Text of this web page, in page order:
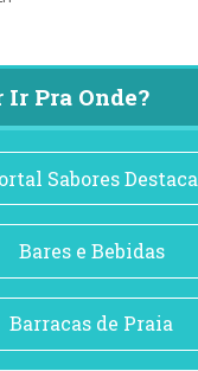
Ir Pra Onde?
Sabores Destaca
Bares e Bebidas
Barracas de Praia